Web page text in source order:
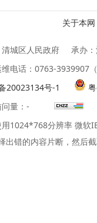
关于本网
城区人民政府
承办
维电话：0763-3939907
20023134号-1
量： -
1024*768分辨率 微软
错的内容片断，然后